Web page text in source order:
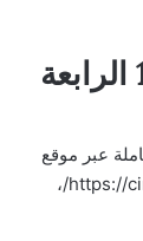
مسلسل فهد البطل الحلقة 14 الرابعة
عبر موقع
https:// ،